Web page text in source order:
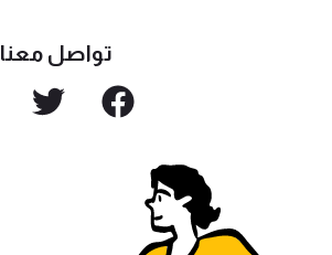
تواصل معنا